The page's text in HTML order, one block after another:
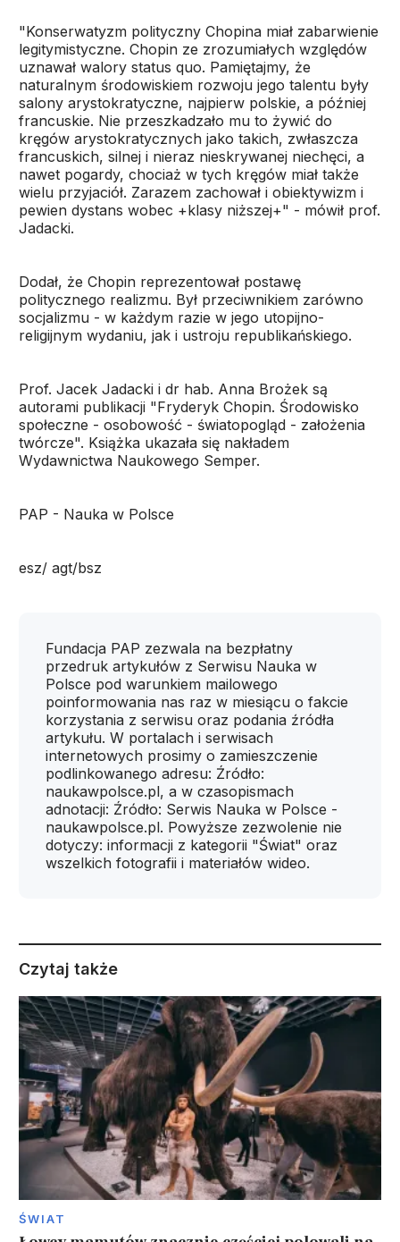
"Konserwatyzm polityczny Chopina miał zabarwienie
legitymistyczne. Chopin ze zrozumiałych względów
uznawał walory status quo. Pamiętajmy, że
naturalnym środowiskiem rozwoju jego talentu były
salony arystokratyczne, najpierw polskie, a później
francuskie. Nie przeszkadzało mu to żywić do
kręgów arystokratycznych jako takich, zwłaszcza
francuskich, silnej i nieraz nieskrywanej niechęci, a
nawet pogardy, chociaż w tych kręgów miał także
wielu przyjaciół. Zarazem zachował i obiektywizm i
pewien dystans wobec +klasy niższej+" - mówił prof.
Jadacki.
Dodał, że Chopin reprezentował postawę
politycznego realizmu. Był przeciwnikiem zarówno
socjalizmu - w każdym razie w jego utopijno-
religijnym wydaniu, jak i ustroju republikańskiego.
Prof. Jacek Jadacki i dr hab. Anna Brożek są
autorami publikacji "Fryderyk Chopin. Środowisko
społeczne - osobowość - światopogląd - założenia
twórcze". Książka ukazała się nakładem
Wydawnictwa Naukowego Semper.
PAP - Nauka w Polsce
esz/ agt/bsz
Fundacja PAP zezwala na bezpłatny
przedruk artykułów z Serwisu Nauka w
Polsce pod warunkiem mailowego
poinformowania nas raz w miesiącu o fakcie
korzystania z serwisu oraz podania źródła
artykułu. W portalach i serwisach
internetowych prosimy o zamieszczenie
podlinkowanego adresu: Źródło:
naukawpolsce.pl, a w czasopismach
adnotacji: Źródło: Serwis Nauka w Polsce -
naukawpolsce.pl. Powyższe zezwolenie nie
dotyczy: informacji z kategorii "Świat" oraz
wszelkich fotografii i materiałów wideo.
Czytaj także
ŚWIAT